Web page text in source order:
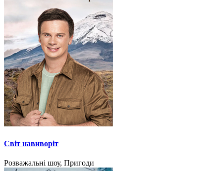
Світ навиворіт
Розважальні шоу, Пригоди